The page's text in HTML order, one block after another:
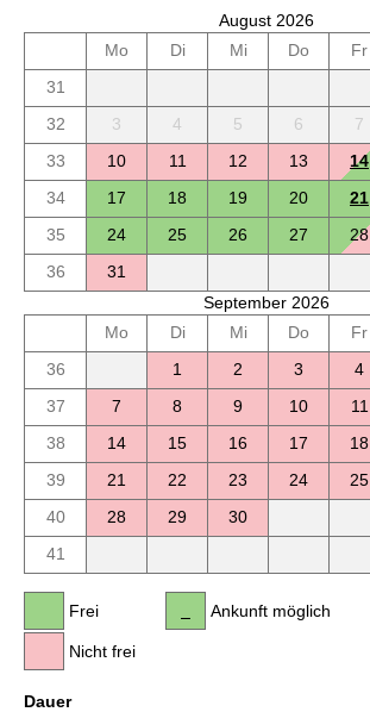
August 2026
Mo
Di Mi Do Fr
31
32
3 4 5 6 7
33
10 11 12 13 14
34
17 18 19 20 21
35
24 25 26 27 28
36
31
September 2026
Mo
Di Mi Do Fr
36
1 2 3 4
37
7 8 9 10 11
38
14 15 16 17 18
39
21 22 23 24 25
40
28 29
30
41
Frei
Nicht frei
Ankunft möglich
Dauer